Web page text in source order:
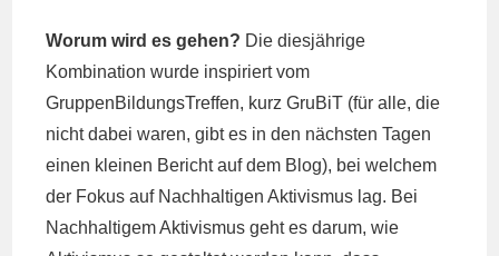
Worum wird es gehen? Die diesjährige
Kombination wurde inspiriert vom
GruppenBildungsTreffen, kurz GruBiT (für alle, die
nicht dabei waren, gibt es in den nächsten Tagen
einen kleinen Bericht auf dem Blog), bei welchem
der Fokus auf Nachhaltigen Aktivismus lag. Bei
Nachhaltigem Aktivismus geht es darum, wie